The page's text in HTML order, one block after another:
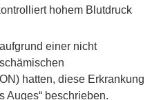
hohem Blutdruck
einer nicht
hatten, diese Erkrankung
Auges“ beschrieben.